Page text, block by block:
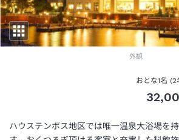
外観
ハウステンボス地区では唯一温泉大浴場を
おとな1名 (2